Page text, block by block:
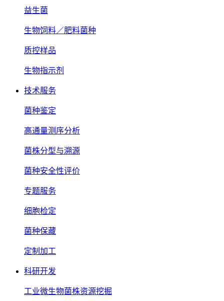
益生菌
生物饲料／肥料菌种
质控样品
生物指示剂
技术服务
菌种鉴定
高通量测序分析
菌株分型与溯源
菌种安全性评价
专题服务
细胞检定
菌种保藏
定制加工
科研开发
工业微生物菌株资源挖掘